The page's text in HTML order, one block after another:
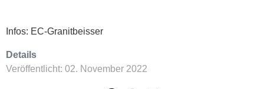
Infos: EC-Granitbeisser
Details
Veröffentlicht: 02. November 2022